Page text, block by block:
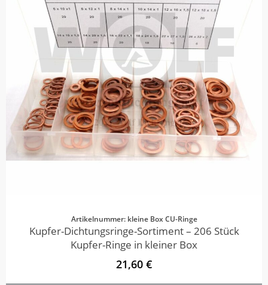
Artikelnummer: kleine Box CU-Ringe
Kupfer-Dichtungsringe-Sortiment – 206 Stück
Kupfer-Ringe in kleiner Box
21,60 €